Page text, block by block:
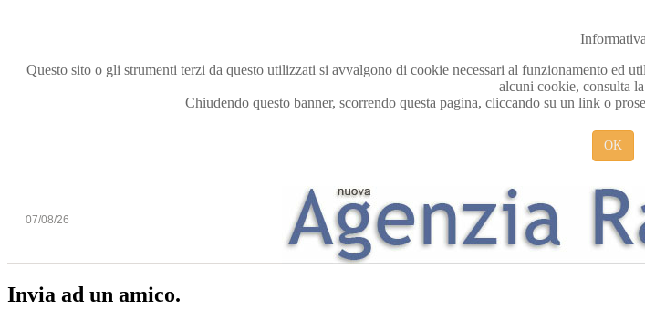
Informativa
Questo sito o gli strumenti terzi da questo utilizzati si avvalgono di cookie necessari al funzionamento ed
alcuni cookie, consulta la
Chiudendo questo banner, scorrendo questa pagina, cliccando su un link o
OK
07/08/26
Invia ad un amico.